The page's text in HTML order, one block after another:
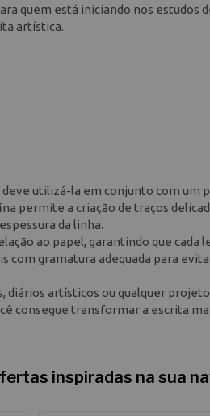
quem está iniciando nos estudos
artística.
utilizá-la em conjunto com um
permite a criação de traços
da linha.
ao papel, garantindo que cada
com gramatura adequada para
diários artísticos ou qualquer
consegue transformar a escrita
inspiradas na sua